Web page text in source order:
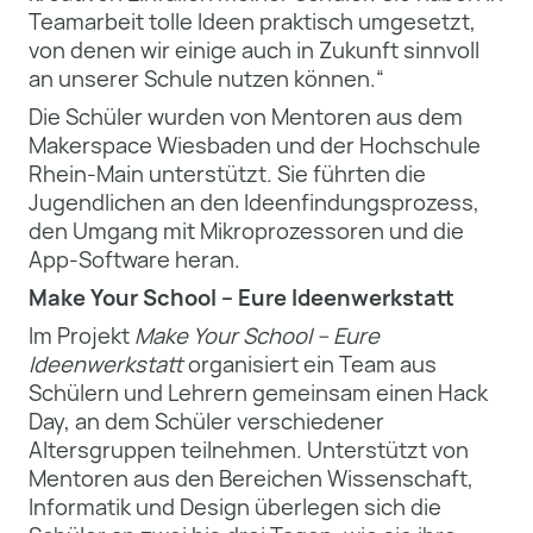
Teamarbeit tolle Ideen praktisch umgesetzt,
von denen wir einige auch in Zukunft sinnvoll
an unserer Schule nutzen können.“
Die Schüler wurden von Mentoren aus dem
Makerspace Wiesbaden und der Hochschule
Rhein-Main unterstützt. Sie führten die
Jugendlichen an den Ideenfindungsprozess,
den Umgang mit Mikroprozessoren und die
App-Software heran.
Make Your School – Eure Ideenwerkstatt
Im ProjektMake Your School – Eure
Ideenwerkstattorganisiert ein Team aus
Schülern und Lehrern gemeinsam einen Hack
Day, an dem Schüler verschiedener
Altersgruppen teilnehmen. Unterstützt von
Mentoren aus den Bereichen Wissenschaft,
Informatik und Design überlegen sich die